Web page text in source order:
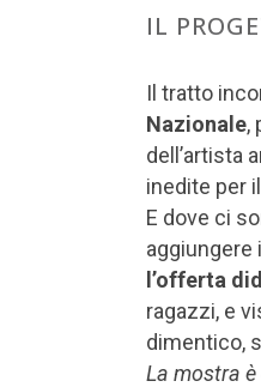
IL
Il tratto
Nazionale,
dell’artista
inedite per
E dove ci
l’offerta
ragazzi, e
dimentico,
La mostra